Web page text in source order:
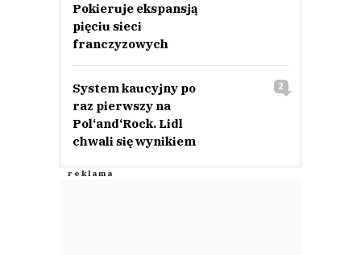
Pokieruje ekspansją
pięciu sieci
franczyzowych
System kaucyjny po
raz pierwszy na
Pol‘and‘Rock. Lidl
chwali się wynikiem
2